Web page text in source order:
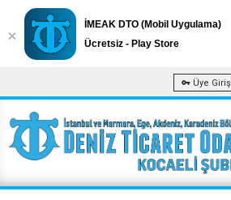
Üye Giriş
İMEAK DTO (Mobil Uygulama)
Ücretsiz - Play Store